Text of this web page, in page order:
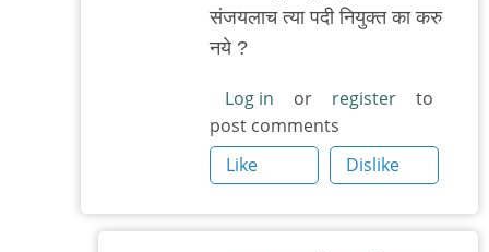
संजयलाच त्या पदी नियुक्त का करु
नये ?
Log in or register
to
post comments
Like
Dislike